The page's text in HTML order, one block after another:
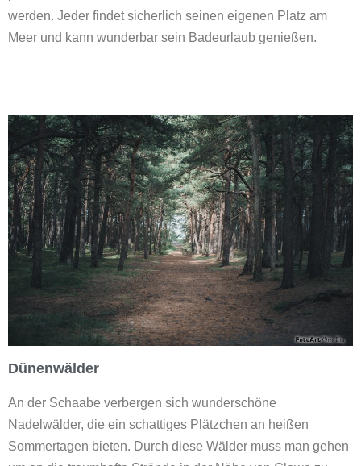
werden. Jeder findet sicherlich seinen eigenen Platz am
Meer und kann wunderbar sein Badeurlaub genießen.
Dünenwälder
An der Schaabe verbergen sich wunderschöne
Nadelwälder, die ein schattiges Plätzchen an heißen
Sommertagen bieten. Durch diese Wälder muss man gehen